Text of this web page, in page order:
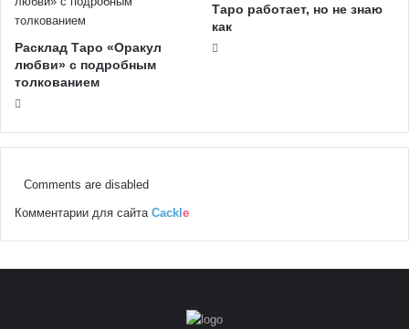
Расклад Таро «Оракул
любви» с подробным
толкованием
Таро работает, но не знаю
как
Comments are disabled
Комментарии для сайта Cackl e